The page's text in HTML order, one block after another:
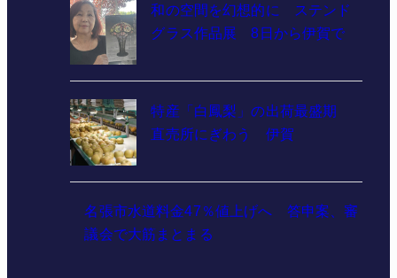
和の空間を幻想的に ステンド
グラス作品展 8日から伊賀で
特産「白鳳梨」の出荷最盛期
直売所にぎわう 伊賀
名張市水道料金47％値上げへ 答申案、審
議会で大筋まとまる